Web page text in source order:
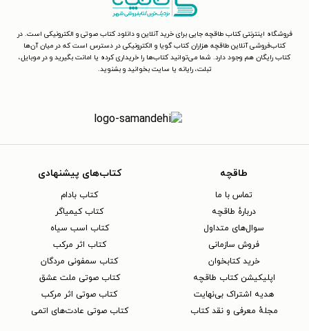
فروشگاه اینترنتی کتاب طاقچه جایی برای خرید آنلاین و دانلود کتاب صوتی و الکترونیکی است. در
کتاب‌فروشی آنلاین طاقچه هزاران کتاب گویا و الکترونیکی در دسترس است که در میان آن‌ها
کتاب رایگان هم وجود دارد. شما می‌توانید کتاب‌ها را خریداری کرده یا امانت بگیرید و در موبایل،
تبلت، رایانه یا سایت بخوانید و بشنوید.
طاقچه
تماس با ما
دربارهٔ طاقچه
سوال‌های متداول
فروش سازمانی
خرید کتابخوان
اپلیکیشن کتاب طاقچه
هدیه اشتراک بی‌نهایت
مجلهٔ معرفی و نقد کتاب
کتاب‌های پیشنهادی
کتاب بادام
کتاب کیمیاگر
کتاب اسب سیاه
کتاب اثر مرکب
کتاب سمفونی مردگان
کتاب صوتی ملت عشق
کتاب صوتی اثر مرکب
کتاب صوتی عادت‌های اتمی